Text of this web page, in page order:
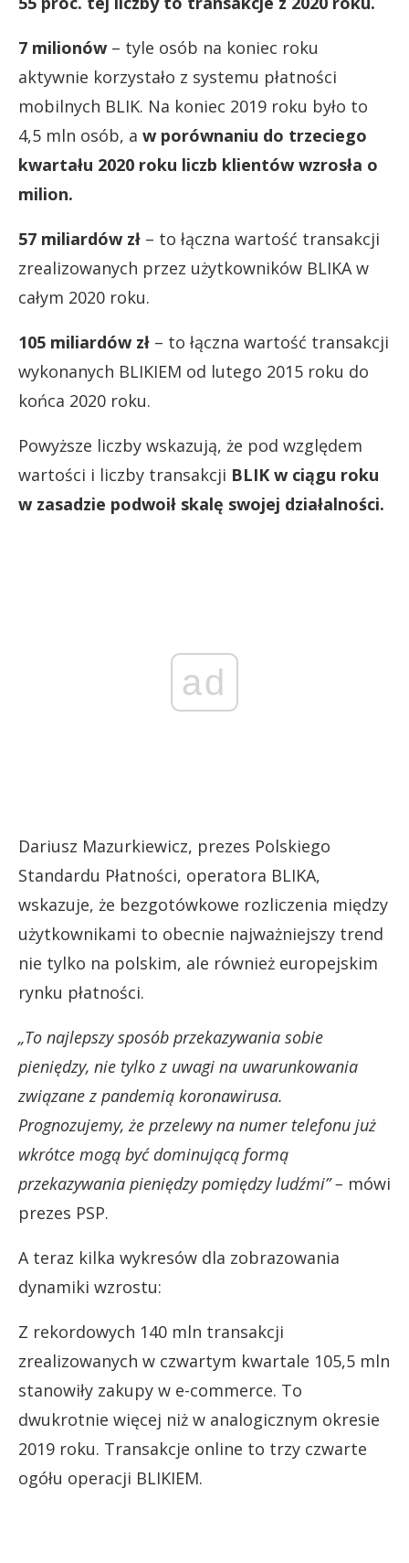
7 milionów – tyle osób na koniec roku
aktywnie korzystało z systemu płatności
mobilnych BLIK. Na koniec 2019 roku było to
4,5 mln osób, a w porównaniu do trzeciego
kwartału 2020 roku liczb klientów wzrosła o
milion.
57 miliardów zł – to łączna wartość transakcji
zrealizowanych przez użytkowników BLIKA w
całym 2020 roku.
105 miliardów zł – to łączna wartość transakcji
wykonanych BLIKIEM od lutego 2015 roku do
końca 2020 roku.
Powyższe liczby wskazują, że pod względem
wartości i liczby transakcji BLIK w ciągu roku
w zasadzie podwoił skalę swojej działalności.
ad
Dariusz Mazurkiewicz, prezes Polskiego
Standardu Płatności, operatora BLIKA,
wskazuje, że bezgotówkowe rozliczenia między
użytkownikami to obecnie najważniejszy trend
nie tylko na polskim, ale również europejskim
rynku płatności.
„To najlepszy sposób przekazywania sobie
pieniędzy, nie tylko z uwagi na uwarunkowania
związane z pandemią koronawirusa.
Prognozujemy, że przelewy na numer telefonu już
wkrótce mogą być dominującą formą
przekazywania pieniędzy pomiędzy ludźmi” – mówi
prezes PSP.
A teraz kilka wykresów dla zobrazowania
dynamiki wzrostu:
Z rekordowych 140 mln transakcji
zrealizowanych w czwartym kwartale 105,5 mln
stanowiły zakupy w e-commerce. To
dwukrotnie więcej niż w analogicznym okresie
2019 roku. Transakcje online to trzy czwarte
ogółu operacji BLIKIEM.